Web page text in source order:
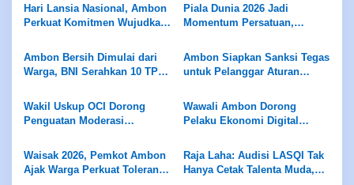
Hari Lansia Nasional, Ambon
Perkuat Komitmen Wujudkan
Piala Dunia 2026 Jadi
Momentum Persatuan,
Sportivitas Kepada Dunia
Ambon Bersih Dimulai dari
Warga, BNI Serahkan 10 TPS
Ambon Siapkan Sanksi Tegas
untuk Pelanggar Aturan
Wakil Uskup OCI Dorong
Penguatan Moderasi
Lintas Sektor di Ambon
Wawali Ambon Dorong
Pelaku Ekonomi Digital
Waisak 2026, Pemkot Ambon
Ajak Warga Perkuat Toleransi
Raja Laha: Audisi LASQI Tak
Hanya Cetak Talenta Muda,